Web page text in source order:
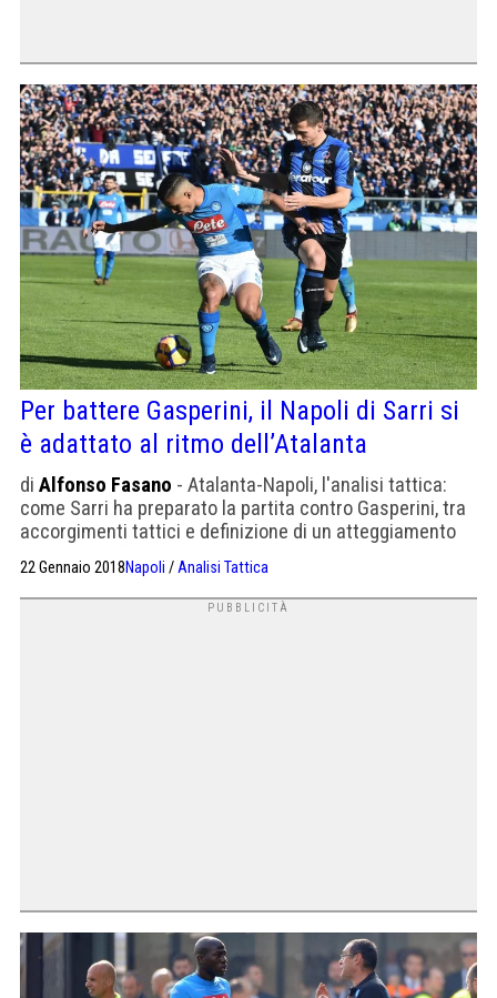
Per battere Gasperini, il Napoli di Sarri si
è adattato al ritmo dell’Atalanta
di Alfonso Fasano - Atalanta-Napoli, l'analisi tattica:
come Sarri ha preparato la partita contro Gasperini, tra
accorgimenti tattici e definizione di un atteggiamento
22 Gennaio 2018Napoli /Analisi Tattica